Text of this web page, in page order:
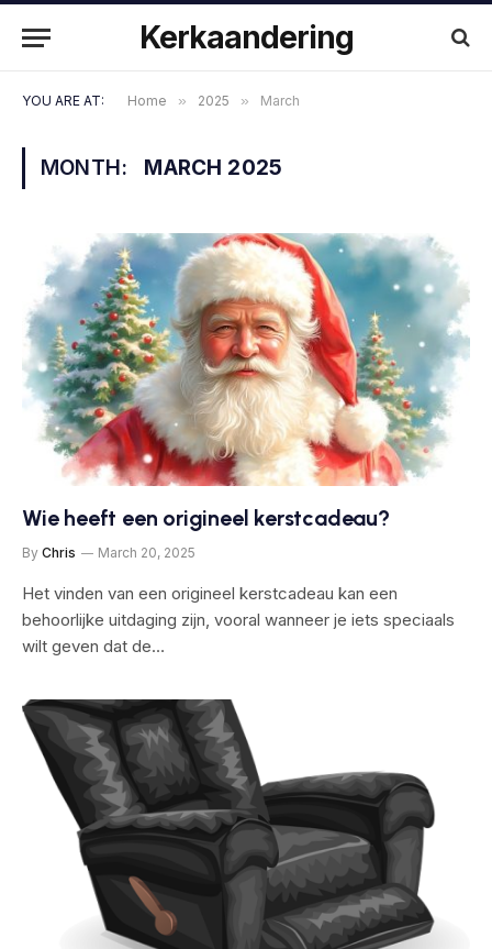
Kerkaandering
YOU ARE AT: Home » 2025 » March
MONTH: MARCH 2025
Wie heeft een origineel kerstcadeau?
By Chris March 20, 2025
Het vinden van een origineel kerstcadeau kan een
behoorlijke uitdaging zijn, vooral wanneer je iets speciaals
wilt geven dat de…